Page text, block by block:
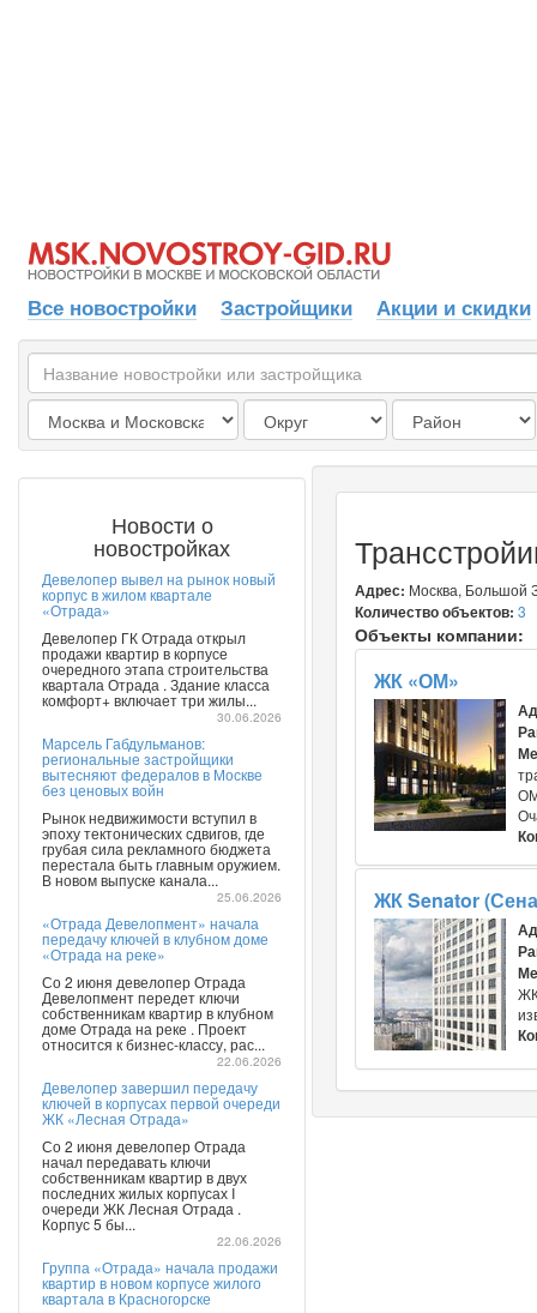
Все новостройки Застройщики Акции и скидки
Новости о
новостройках
Девелопер вывел на рынок новый
корпус в жилом квартале
«Отрада»
Девелопер ГК Отрада открыл
продажи квартир в корпусе
очередного этапа строительства
квартала Отрада . Здание класса
комфорт+ включает три жилы...
30.06.2026
Марсель Габдульманов:
региональные застройщики
вытесняют федералов в Москве
без ценовых войн
Рынок недвижимости вступил в
эпоху тектонических сдвигов, где
грубая сила рекламного бюджета
перестала быть главным оружием.
В новом выпуске канала...
25.06.2026
«Отрада Девелопмент» начала
передачу ключей в клубном доме
«Отрада на реке»
Со 2 июня девелопер Отрада
Девелопмент передет ключи
собственникам квартир в клубном
доме Отрада на реке . Проект
относится к бизнес-классу, рас...
22.06.2026
Девелопер завершил передачу
ключей в корпусах первой очереди
ЖК «Лесная Отрада»
Со 2 июня девелопер Отрада
начал передавать ключи
собственникам квартир в двух
последних жилых корпусах I
очереди ЖК Лесная Отрада .
Корпус 5 бы...
22.06.2026
Группа «Отрада» начала продажи
квартир в новом корпусе жилого
квартала в Красногорске
Адрес: Москва, Большой
Количество объектов: 3
Объекты компании:
ЖК «ОМ»
ЖК Senator